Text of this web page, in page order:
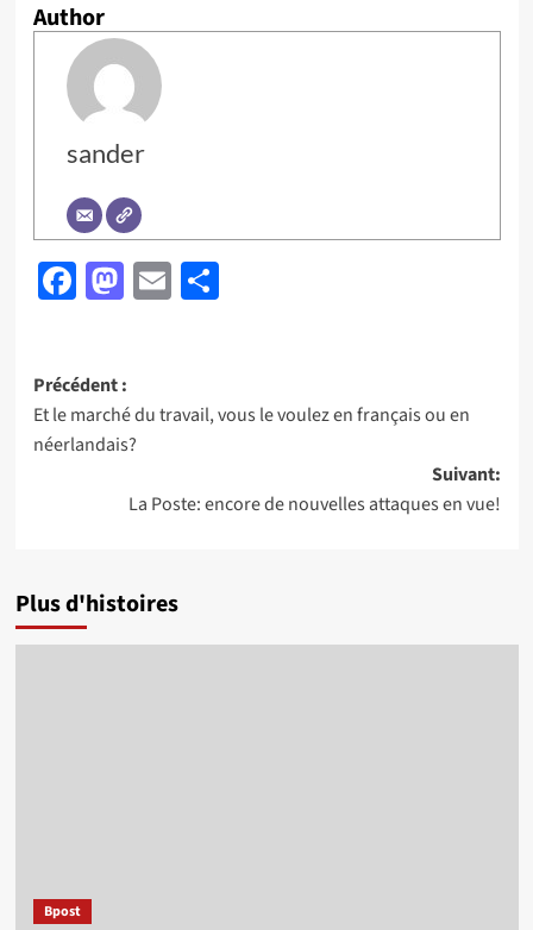
Author
sander
Facebook
Mastodon
EmailPartager
Navigation
d’article
Précédent :
Et le marché du travail, vous le voulez en français ou en
néerlandais?
Suivant:
La Poste: encore de nouvelles attaques en vue!
Plus d'histoires
Bpost